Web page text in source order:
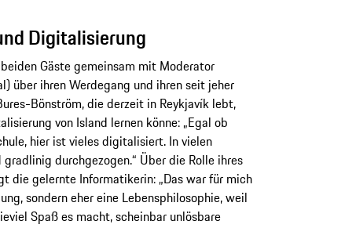
Digitalisierung
Gäste gemeinsam mit Moderator
über ihren Werdegang und ihren seit jeher
Bönström, die derzeit in Reykjavík lebt,
von Island lernen könne: „Egal ob
hier ist vieles digitalisiert. In vielen
durchgezogen.“ Über die Rolle ihres
die gelernte Informatikerin: „Das war für mich
sondern eher eine Lebensphilosophie, weil
Spaß es macht, scheinbar unlösbare